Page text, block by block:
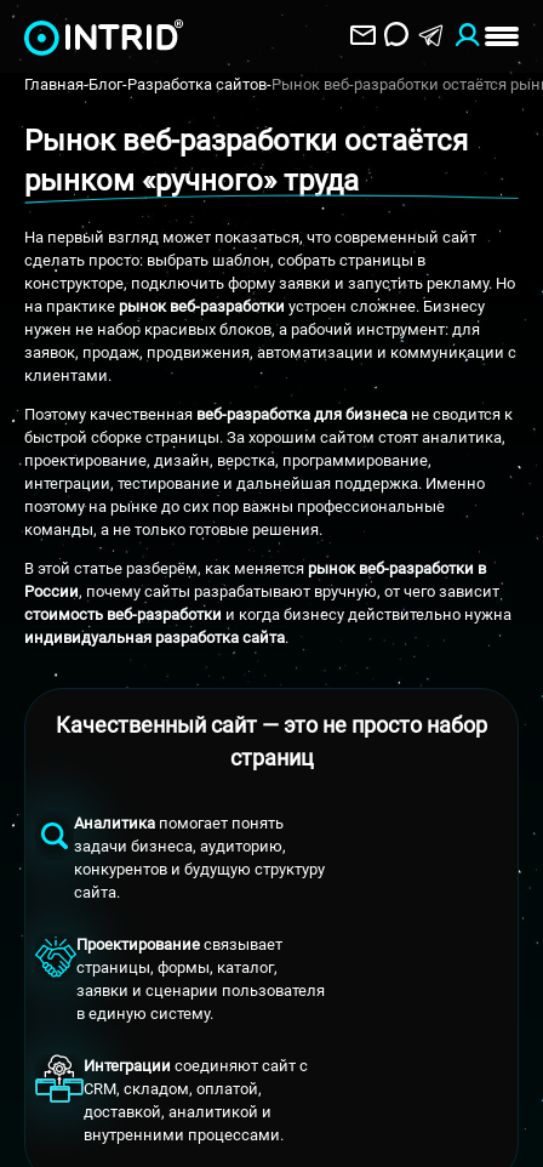
Главная-Блог-Разработка сайтов-Рынок веб-разработки остаётся
Рынок веб-разработки остаётся
рынком «ручного» труда
На первый взгляд может показаться, что современный сайт
сделать просто: выбрать шаблон, собрать страницы в
конструкторе, подключить форму заявки и запустить рекламу. Но
на практике рынок веб-разработки устроен сложнее. Бизнесу
нужен не набор красивых блоков, а рабочий инструмент: для
заявок, продаж, продвижения, автоматизации и коммуникации с
клиентами.
Поэтому качественная веб-разработка для бизнеса не сводится к
быстрой сборке страницы. За хорошим сайтом стоят аналитика,
проектирование, дизайн, верстка, программирование,
интеграции, тестирование и дальнейшая поддержка. Именно
поэтому на рынке до сих пор важны профессиональные
команды, а не только готовые решения.
В этой статье разберём, как меняется рынок веб-разработки в
России, почему сайты разрабатывают вручную, от чего зависит
стоимость веб-разработки и когда бизнесу действительно нужна
индивидуальная разработка сайта.
Качественный сайт — это не просто набор
страниц
Аналитика помогает понять
задачи бизнеса, аудиторию,
конкурентов и будущую структуру
сайта.
Проектирование связывает
страницы, формы, каталог,
заявки и сценарии пользователя
в единую систему.
Интеграции соединяют сайт с
CRM, складом, оплатой,
доставкой, аналитикой и
внутренними процессами.